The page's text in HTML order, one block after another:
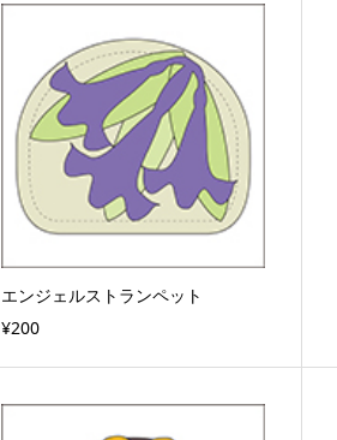
エンジェルストランペット
¥200